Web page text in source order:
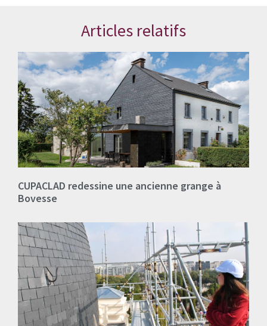
Articles relatifs
CUPACLAD redessine une ancienne grange à
Bovesse